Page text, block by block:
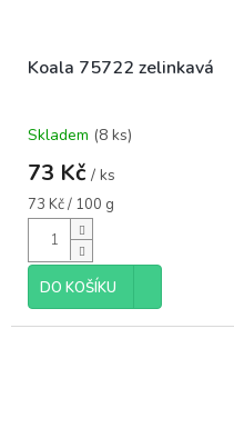
Koala 75722 zelinkavá
Skladem (8 ks)
73 Kč / ks
Měrná
cena:
73 Kč / 100 g
DO KOŠÍKU